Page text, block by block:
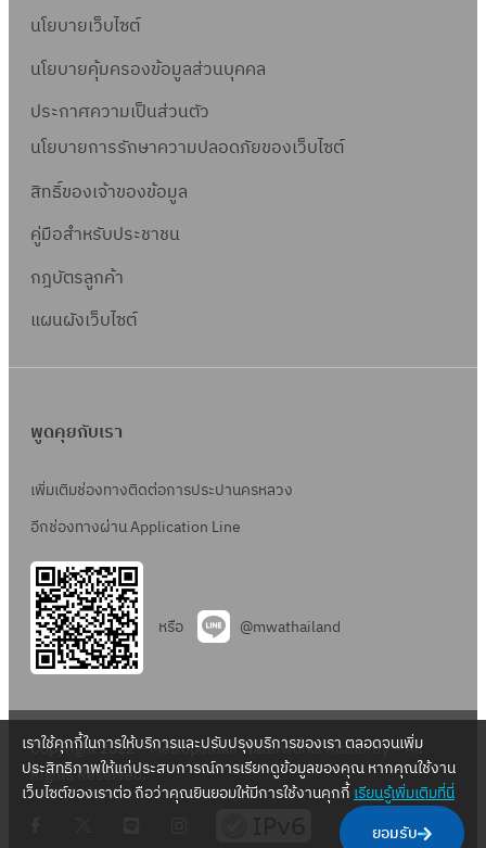
นโยบายเว็บไซต์
นโยบายคุ้มครองข้อมูลส่วนบุคคล
ประกาศความเป็นส่วนตัว
นโยบายการรักษาความปลอดภัยของเว็บไซต์
สิทธิ์ของเจ้าของข้อมูล
คู่มือสำหรับประชาชน
กฎบัตรลูกค้า
แผนผังเว็บไซต์
พูดคุยกับเรา
เพิ่มเติมช่องทางติดต่อการประปานครหลวง
อีกช่องทางผ่าน Application Line
หรือ @mwathailand
Copyright 2022 – Metropolitan Waterworks Authority – All
Rights Reserved.
เราใช้คุกกี้ในการให้บริการและปรับปรุงบริการของเรา ตลอดจนเพิ่ม
ประสิทธิภาพให้แก่ประสบการณ์การเรียกดูข้อมูลของคุณ หากคุณใช้งาน
เว็บไซต์ของเราต่อ ถือว่าคุณยินยอมให้มีการใช้งานคุกกี้เรียนรู้เพิ่มเติมที่นี่
ยอมรับ